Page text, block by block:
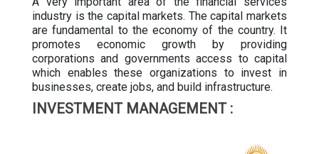
industry is the capital markets. The capital markets
are fundamental to the economy of the country. It
promotes economic growth by providing
corporations and governments access to capital
which enables these organizations to invest in
businesses, create jobs, and build infrastructure.
INVESTMENT MANAGEMENT :